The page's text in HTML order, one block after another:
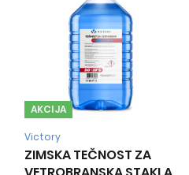
AKCIJA
Victory
ZIMSKA TEČNOST ZA